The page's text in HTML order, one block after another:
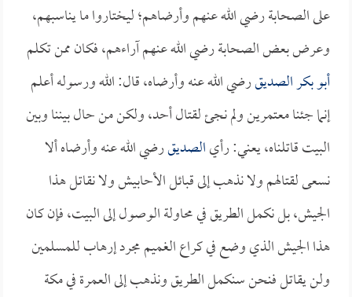
على الصحابة رضي الله عنهم وأرضاهم؛ ليختاروا ما يناسبهم،
وعرض بعض الصحابة رضي الله عنهم آراءهم، فكان ممن تكلم
أبو بكر الصديقرضي الله عنه وأرضاه، قال: الله ورسوله أعلم
إنما جئنا معتمرين ولم نجئ لقتال أحد، ولكن من حال بيننا وبين
البيت قاتلناه، يعني: رأيالصديقرضي الله عنه وأرضاه ألا
نسعى لقتالهم ولا نذهب إلى قبائل الأحابيش ولا نقاتل هذا
الجيش، بل نكمل الطريق في محاولة الوصول إلى البيت، فإن كان
هذا الجيش الذي وضع في كراع الغميم مجرد إرهاب للمسلمين
ولن يقاتل فنحن سنكمل الطريق ونذهب إلى العمرة في مكة